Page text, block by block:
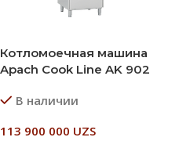
Котломоечная машина
Apach Cook Line AK 902
В наличии
113 900 000 UZS